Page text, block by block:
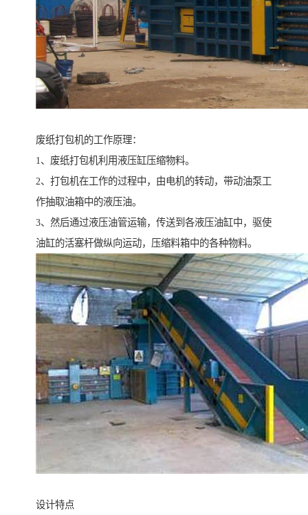
废纸打包机的工作原理：
1、废纸打包机利用液压缸压缩物料。
2、打包机在工作的过程中，由电机的转动，带动油泵工
作抽取油箱中的液压油。
3、然后通过液压油管运输，传送到各液压油缸中，驱使
油缸的活塞杆做纵向运动，压缩料箱中的各种物料。
设计特点